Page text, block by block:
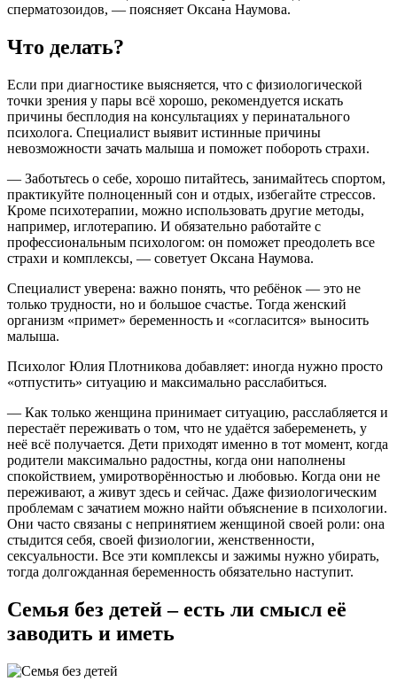
сперматозоидов, — поясняет Оксана Наумова.
Что делать?
Если при диагностике выясняется, что с физиологической
точки зрения у пары всё хорошо, рекомендуется искать
причины бесплодия на консультациях у перинатального
психолога. Специалист выявит истинные причины
невозможности зачать малыша и поможет побороть страхи.
— Заботьтесь о себе, хорошо питайтесь, занимайтесь спортом,
практикуйте полноценный сон и отдых, избегайте стрессов.
Кроме психотерапии, можно использовать другие методы,
например, иглотерапию. И обязательно работайте с
профессиональным психологом: он поможет преодолеть все
страхи и комплексы, — советует Оксана Наумова.
Специалист уверена: важно понять, что ребёнок — это не
только трудности, но и большое счастье. Тогда женский
организм «примет» беременность и «согласится» выносить
малыша.
Психолог Юлия Плотникова добавляет: иногда нужно просто
«отпустить» ситуацию и максимально расслабиться.
— Как только женщина принимает ситуацию, расслабляется и
перестаёт переживать о том, что не удаётся забеременеть, у
неё всё получается. Дети приходят именно в тот момент, когда
родители максимально радостны, когда они наполнены
спокойствием, умиротворённостью и любовью. Когда они не
переживают, а живут здесь и сейчас. Даже физиологическим
проблемам с зачатием можно найти объяснение в психологии.
Они часто связаны с непринятием женщиной своей роли: она
стыдится себя, своей физиологии, женственности,
сексуальности. Все эти комплексы и зажимы нужно убирать,
тогда долгожданная беременность обязательно наступит.
Семья без детей – есть ли смысл её
заводить и иметь